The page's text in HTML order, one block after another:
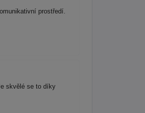
prostředí.
skvělé se to díky